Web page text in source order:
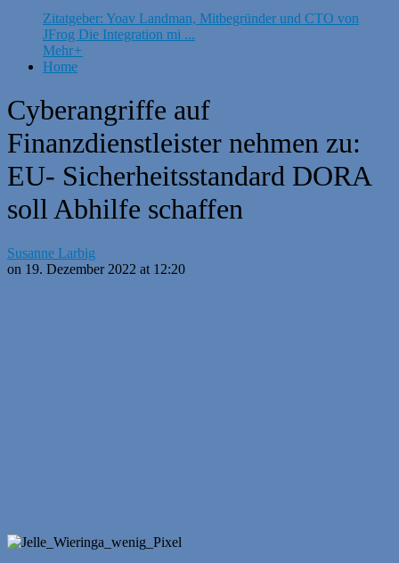
Zitatgeber: Yoav Landman, Mitbegründer und CTO von
JFrog Die Integration mi ...
Mehr+
Home
Cyberangriffe auf
Finanzdienstleister nehmen zu:
EU- Sicherheitsstandard DORA
soll Abhilfe schaffen
Susanne Larbig
on 19. Dezember 2022 at 12:20